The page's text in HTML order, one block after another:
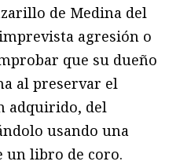
de Medina del
agresión o
que su dueño
al preservar el
adquirido, del
usando una
un libro de coro.